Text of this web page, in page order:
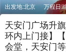
出发地:北京 万程日
天安门广场升
环内上门接】
会堂，天安门等